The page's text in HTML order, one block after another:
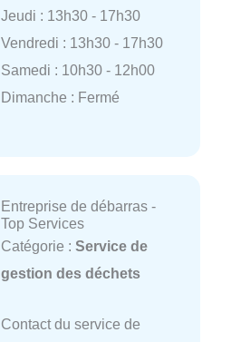
Jeudi : 13h30 - 17h30
Vendredi : 13h30 - 17h30
Samedi : 10h30 - 12h00
Dimanche : Fermé
Entreprise de débarras -
Top Services
Catégorie : Service de
gestion des déchets
Contact du service de